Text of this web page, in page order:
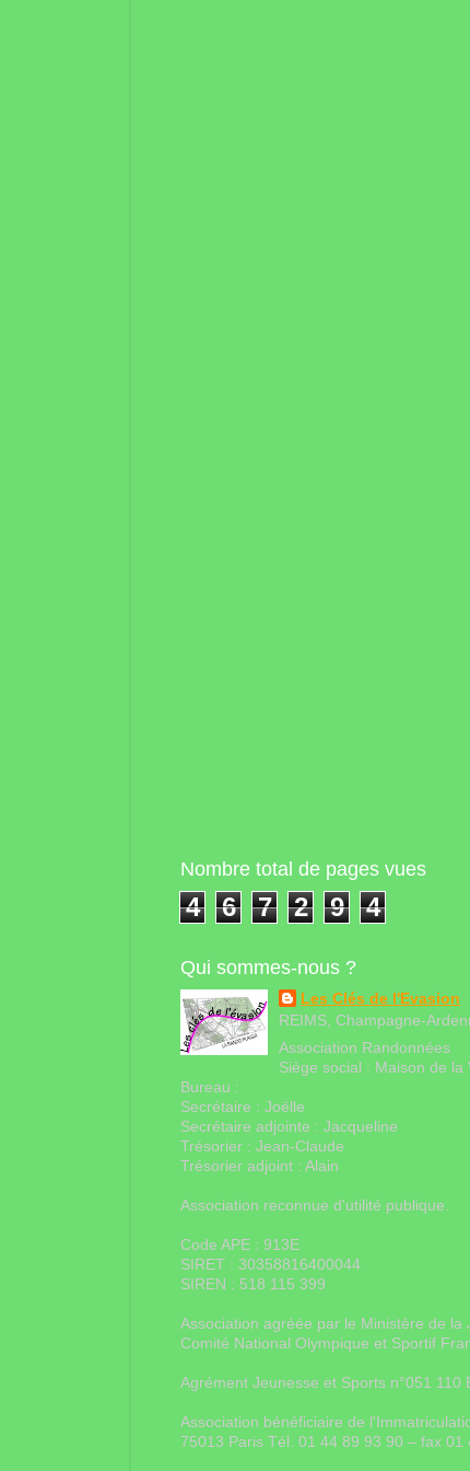
Nombre total de pages vues
4 6 7 2 9 4
Qui sommes-nous ?
Les Clés de l'Evasion
REIMS, Champagne-
Association Randonnées
Siège social : Maison de la
Bureau :
Secrétaire : Joëlle
Secrétaire adjointe : Jacqueline
Trésorier : Jean-Claude
Trésorier adjoint : Alain
Association reconnue d'utilité publique.
Code APE : 913E
SIRET : 30358816400044
SIREN : 518 115 399
Association agréée par le Ministère de
Comité National Olympique et Sportif
Agrément Jeunesse et Sports n°051 110
Association bénéficiaire de
75013 Paris Tél. 01 44 89 93 90 – fax